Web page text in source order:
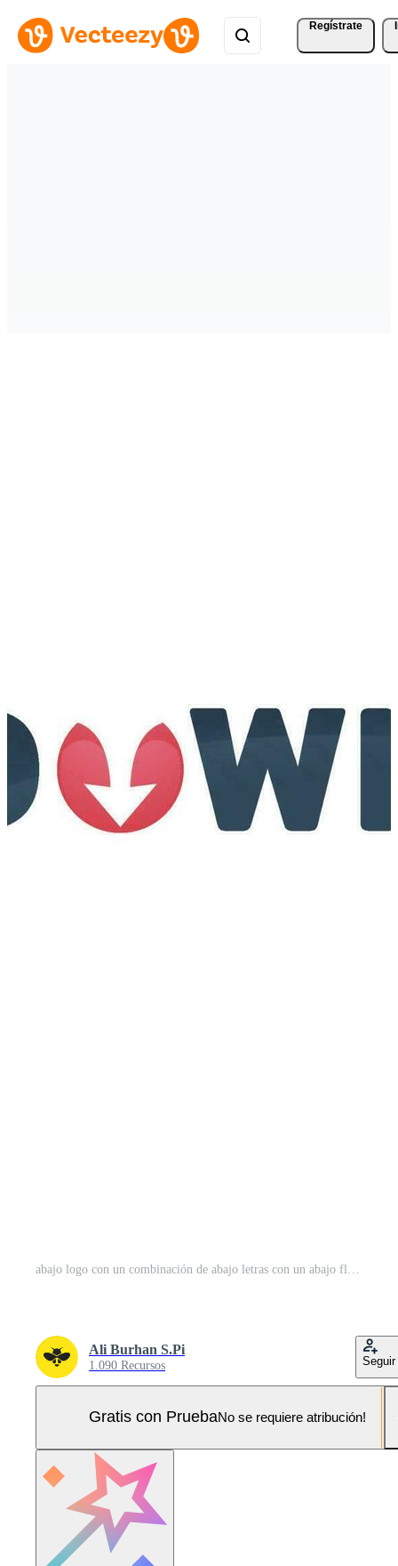
Regístrate
Ali Burhan S.Pi
1.090 Recursos Seguir
Gratis con PruebaNo se requiere atribución!